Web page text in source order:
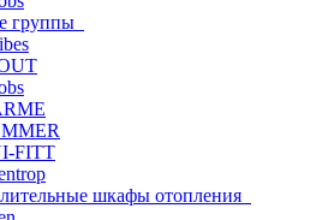
группы
FITT
шкафы отопления